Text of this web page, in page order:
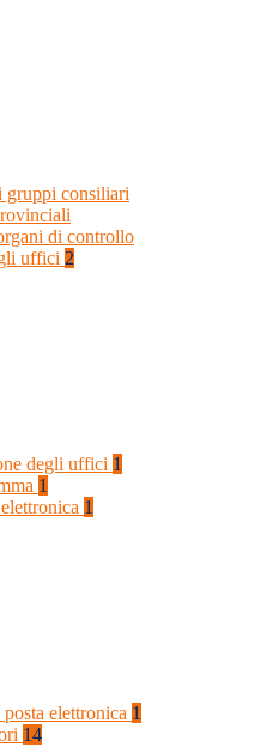
gruppi consiliari
di controllo
uffici 2
degli uffici 1
1
1
elettronica 1
14